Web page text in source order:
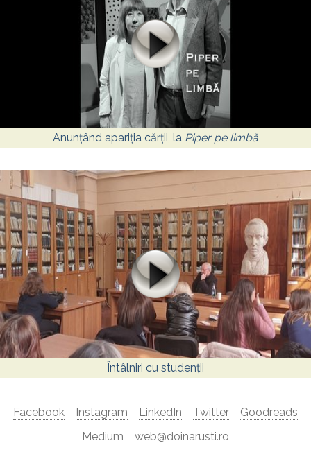
Anunțând apariția cărții, la Piper pe limbă
Întâlniri cu studenții
Facebook Instagram LinkedIn Twitter
Goodreads
Medium
web@doinarusti.ro